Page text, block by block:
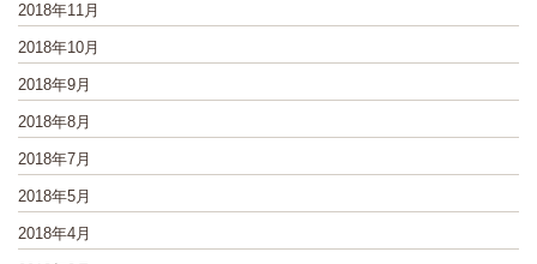
2018年11月
2018年10月
2018年9月
2018年8月
2018年7月
2018年5月
2018年4月